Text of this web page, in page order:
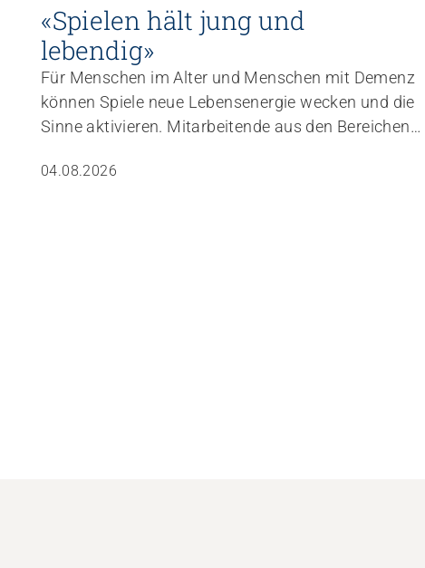
«Spielen hält jung und
lebendig»
Für Menschen im Alter und Menschen mit Demenz
können Spiele neue Lebensenergie wecken und die
Sinne aktivieren. Mitarbeitende aus den Bereichen
Weiterbildung, wie sie Spiele gezielt in den Alltag
04.08.2026